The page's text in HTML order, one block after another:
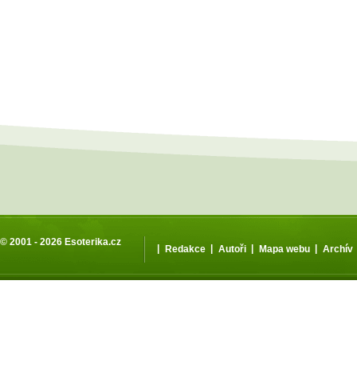
© 2001 - 2026 Esoterika.cz
| Redakce | Autoři | Mapa webu | Archív